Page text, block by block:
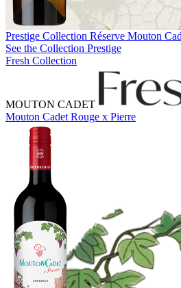
Prestige Collection Réserve Mouton
See the Collection Prestige
Fresh Collection
MOUTON CADET
Mouton Cadet Rouge x Pierre